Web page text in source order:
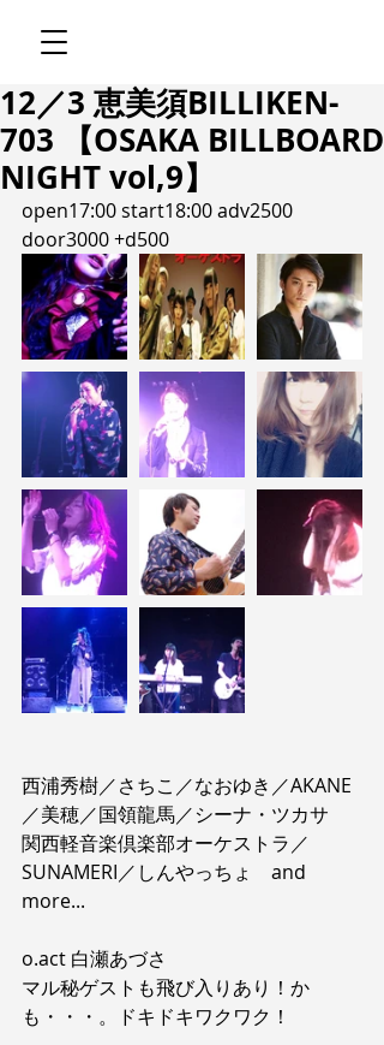
12／3 恵美須BILLIKEN-
703 【OSAKA BILLBOARD
NIGHT vol,9】
open17:00 start18:00 adv2500
door3000 +d500
西浦秀樹／さちこ／なおゆき／AKANE
／美穂／国領龍馬／シーナ・ツカサ
関西軽音楽倶楽部オーケストラ／
SUNAMERI／しんやっちょ　and
more...
o.act 白瀬あづさ
マル秘ゲストも飛び入りあり！か
も・・・。ドキドキワクワク！